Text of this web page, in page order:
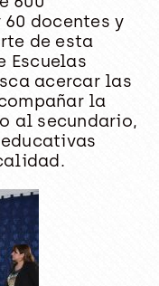
docentes y
de esta
Escuelas
acercar las
la
al secundario,